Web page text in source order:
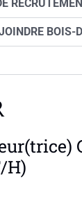
BOIS-
H)